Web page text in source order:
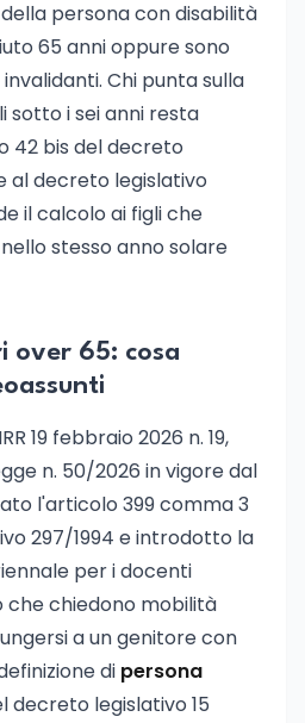
persona con disabilità
65 anni oppure sono
Chi punta sulla
sotto i sei anni resta
42 bis del decreto
al decreto legislativo
il calcolo ai figli che
stesso anno solare
over 65: cosa
19 febbraio 2026 n. 19,
n. 50/2026 in vigore dal
l'articolo 399 comma 3
297/1994 e introdotto la
per i docenti
che chiedono mobilità
a un genitore con
di persona
decreto legislativo 15